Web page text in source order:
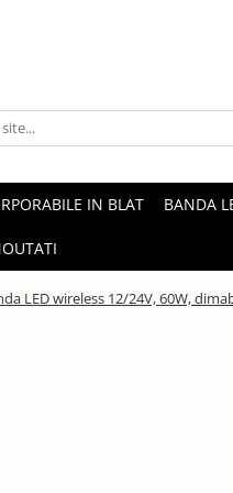
IN BLAT BANDA
LED wireless 12/24V, 60W,